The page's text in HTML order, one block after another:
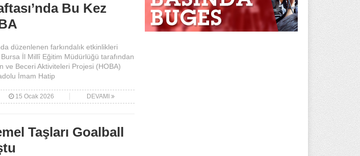
Bu Kez
düzenlenen farkındalık etkinlikleri
İl Millî Eğitim Müdürlüğü tarafından
ve Beceri Aktiviteleri Projesi (HOBA)
İmam Hatip
15 Ocak 2026 DEVAMI
Taşları Goalball